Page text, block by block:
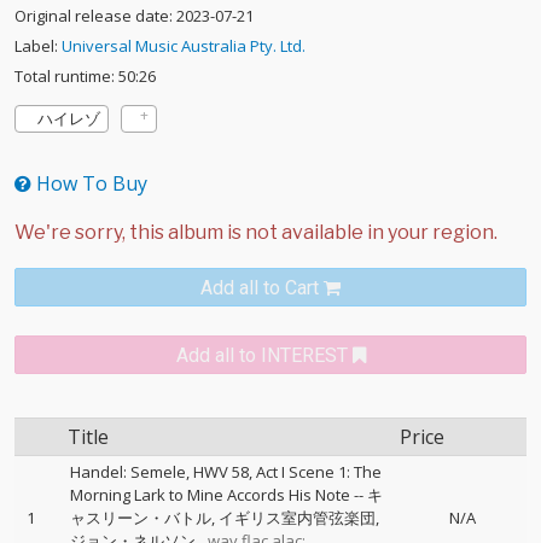
Original release date: 2023-07-21
Label: Universal Music Australia Pty. Ltd.
Total runtime: 50:26
ハイレゾ
How To Buy
Add all to Cart
Add all to INTEREST
Title Price
1
Handel: Semele, HWV 58, Act I Scene 1: The
Morning Lark to Mine Accords His Note -- キ
ャスリーン・バトル イギリス室内管弦楽団
N/A